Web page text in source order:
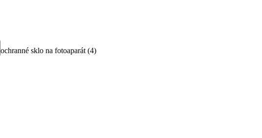
ochranné sklo na fotoaparát (4)